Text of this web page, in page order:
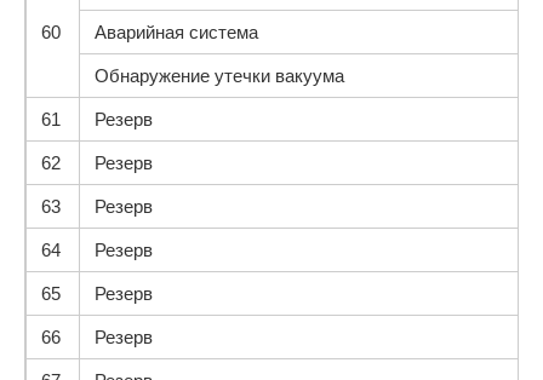
60 Аварийная система
Обнаружение утечки вакуума
61 Резерв
62 Резерв
63 Резерв
64 Резерв
65 Резерв
66 Резерв